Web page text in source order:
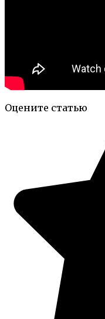
Оцените статью